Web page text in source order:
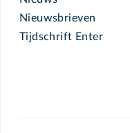
Nieuwsbrieven
Tijdschrift Enter